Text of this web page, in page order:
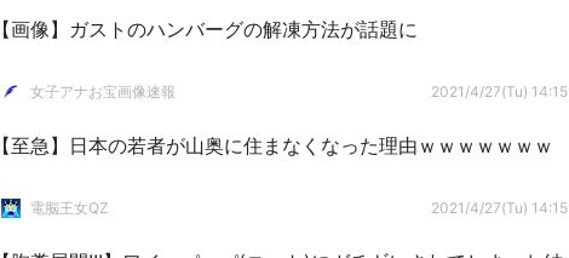
【画像】ガストのハンバーグの解凍方法が話題に
女子アナお宝画像速報 2021/4/27(Tu) 14:15
【至急】日本の若者が山奥に住まなくなった理由ｗｗｗｗｗｗｗ
電脳王女QZ 2021/4/27(Tu) 14:15